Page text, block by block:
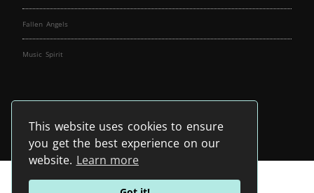
This website uses cookies to ensure
you get the best experience on our
website. Learn more
Fallen Angels
Music Spirit